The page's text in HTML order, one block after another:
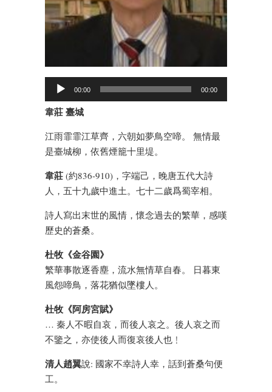
00:00 00:00
韋莊 臺城
江雨霏霏江草齊，六朝如夢鳥空啼。 無情最
是臺城柳，依舊煙籠十里堤。
韋莊 (約836-910)，字端己，晚唐五代大詩
人，五十九歲中進土。七十二歲爲蜀宰相。
詩人寫出末世的風情，懷念過去的繁華，感嘆
歷史的蒼桑。
杜牧《金谷園》
繁華事散逐香塵，流水無情草自春。 日暮東
風怨啼鳥，落花猶似墜樓人。
杜牧《阿房宮賦》
… 秦人不暇自哀，而後人哀之。後人哀之而
不鑒之，亦使後人而復哀後人也﹗
清人趙翼說: 國家不幸詩人幸，話到蒼桑句便
工。